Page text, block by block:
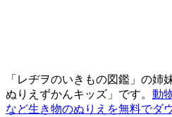
「レヂヲのいきもの図鑑」の姉
ぬりえずかんキッズ」です。 動
など生き物のぬりえを無料でダ